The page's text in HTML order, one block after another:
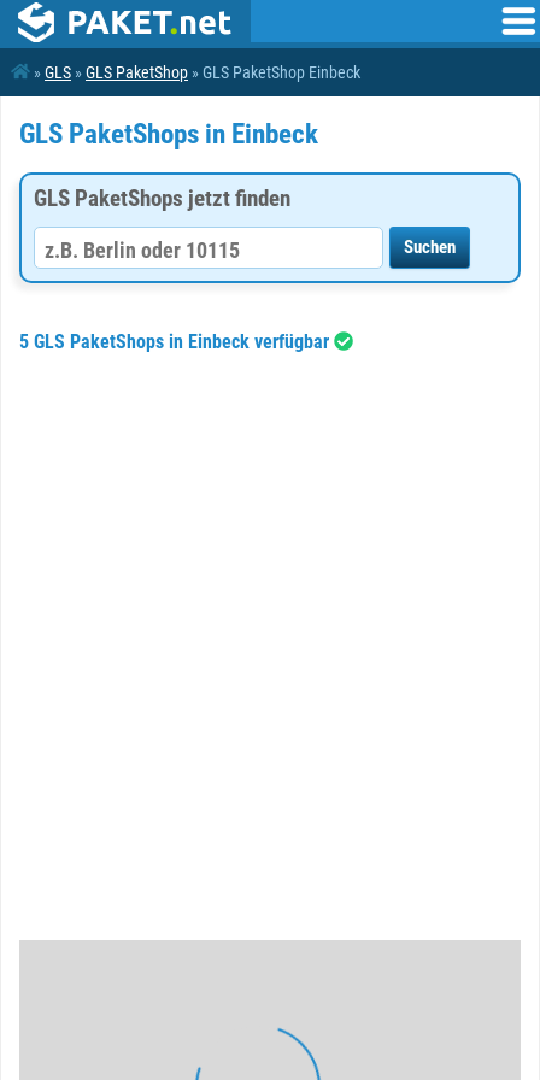
»GLS »GLS PaketShop » GLS PaketShop Einbeck
GLS PaketShops in Einbeck
GLS PaketShops jetzt finden
5 GLS PaketShops in Einbeck verfügbar